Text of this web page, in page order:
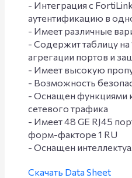
- Интеграция с
аутентификацию в
- Имеет различные
- Содержит таблицу на
агрегации портов и
- Имеет высокую
- Возможность
- Оснащен функциями
сетевого трафика
- Имеет 48 GE RJ45
форм-факторе 1 RU
- Оснащен
Скачать Data Sheet